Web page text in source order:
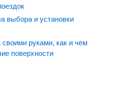
выбора и установки
своими руками, как и чем
поверхности